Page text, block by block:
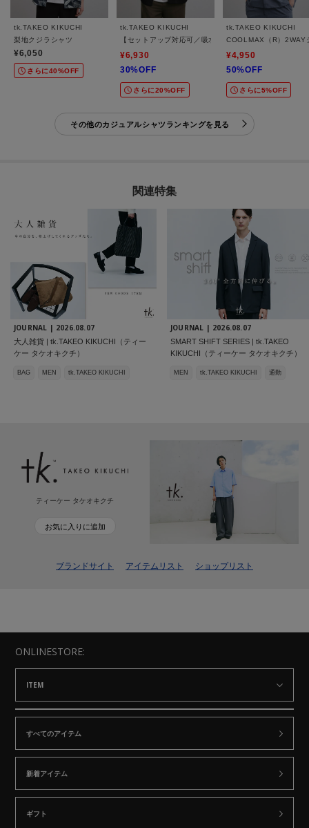
tk.TAKEO KIKUCHI
梨地クジラシャツ
¥6,050
さらに40%OFF
tk.TAKEO KIKUCHI
【セットアップ対応可／吸水速乾】セオα（R）開襟シャ
¥6,930
30%OFF
さらに20%OFF
tk.TAKEO KIKUCHI
COOLMAX（R）2WAY
¥4,950
50%OFF
さらに5%OFF
その他のカジュアルシャツランキングを見る
関連特集
JOURNAL | 2026.08.07
大人雑貨 | tk.TAKEO KIKUCHI（ティー
ケー タケオキクチ）
BAG MEN tk.TAKEO KIKUCHI
JOURNAL | 2026.08.07
SMART SHIFT SERIES | tk.TAKEO
KIKUCHI（ティーケー タケオキクチ）
MEN tk.TAKEO KIKUCHI 通勤
ティーケー タケオキクチ
お気に入りに追加
ブランドサイト アイテムリスト ショップリスト
ONLINESTORE:
ITEM
すべてのアイテム
新着アイテム
ギフト